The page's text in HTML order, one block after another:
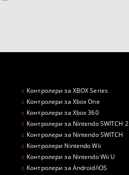
Контролери за XBOX Series
Контролери за Xbox One
Контролери за Xbox 360
Контролери за Nintendo SWITCH 2
Контролери за Nintendo SWITCH
Контролери Nintendo Wii
Контролери за Nintendo Wii U
Контролери за Android/iOS